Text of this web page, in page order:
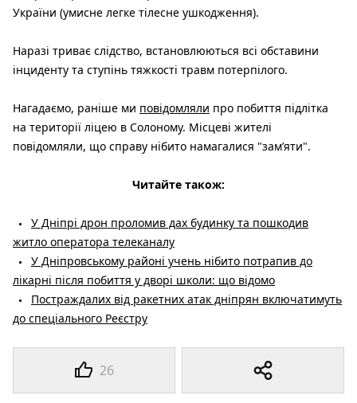
26
України (умисне легке тілесне ушкодження).
Наразі триває слідство, встановлюються всі обставини
інциденту та ступінь тяжкості травм потерпілого.
Нагадаємо, раніше ми повідомляли про побиття підлітка
на території ліцею в Солоному. Місцеві жителі
повідомляли, що справу нібито намагалися "зам’яти".
Читайте також:
У Дніпрі дрон проломив дах будинку та пошкодив
житло оператора телеканалу
У Дніпровському районі учень нібито потрапив до
лікарні після побиття у дворі школи: що відомо
Постраждалих від ракетних атак дніпрян включатимуть
до спеціального Реєстру